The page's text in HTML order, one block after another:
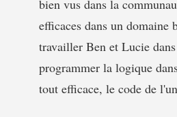
bien vus dans la
efficaces dans un
travailler Ben et Lucie
programmer la logique
tout efficace, le code de